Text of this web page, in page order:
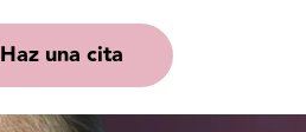
Haz una cita